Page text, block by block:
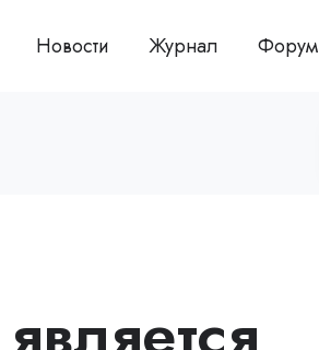
Новости Журнал Форум